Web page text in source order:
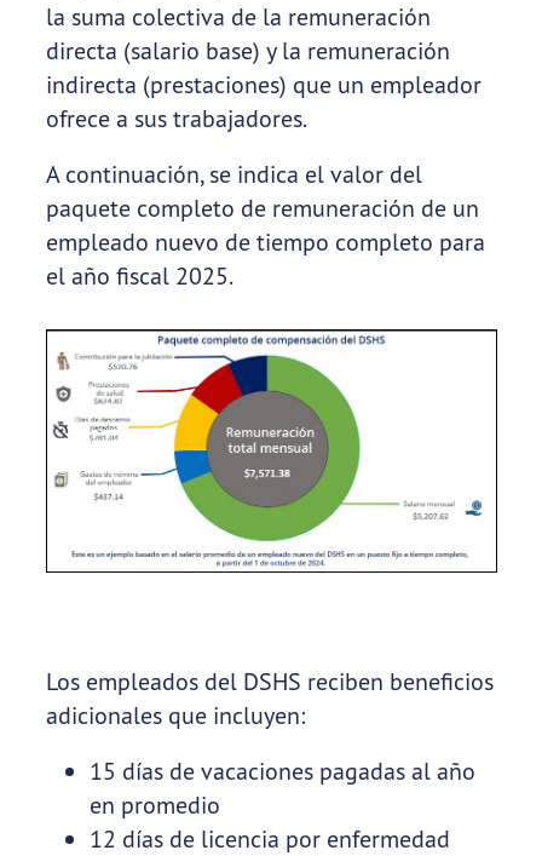
la suma colectiva de la remuneración
directa (salario base) y la remuneración
indirecta (prestaciones) que un empleador
ofrece a sus trabajadores.
A continuación, se indica el valor del
paquete completo de remuneración de un
empleado nuevo de tiempo completo para
el año fiscal 2025.
Los empleados del DSHS reciben beneficios
adicionales que incluyen:
15 días de vacaciones pagadas al año
en promedio
12 días de licencia por enfermedad